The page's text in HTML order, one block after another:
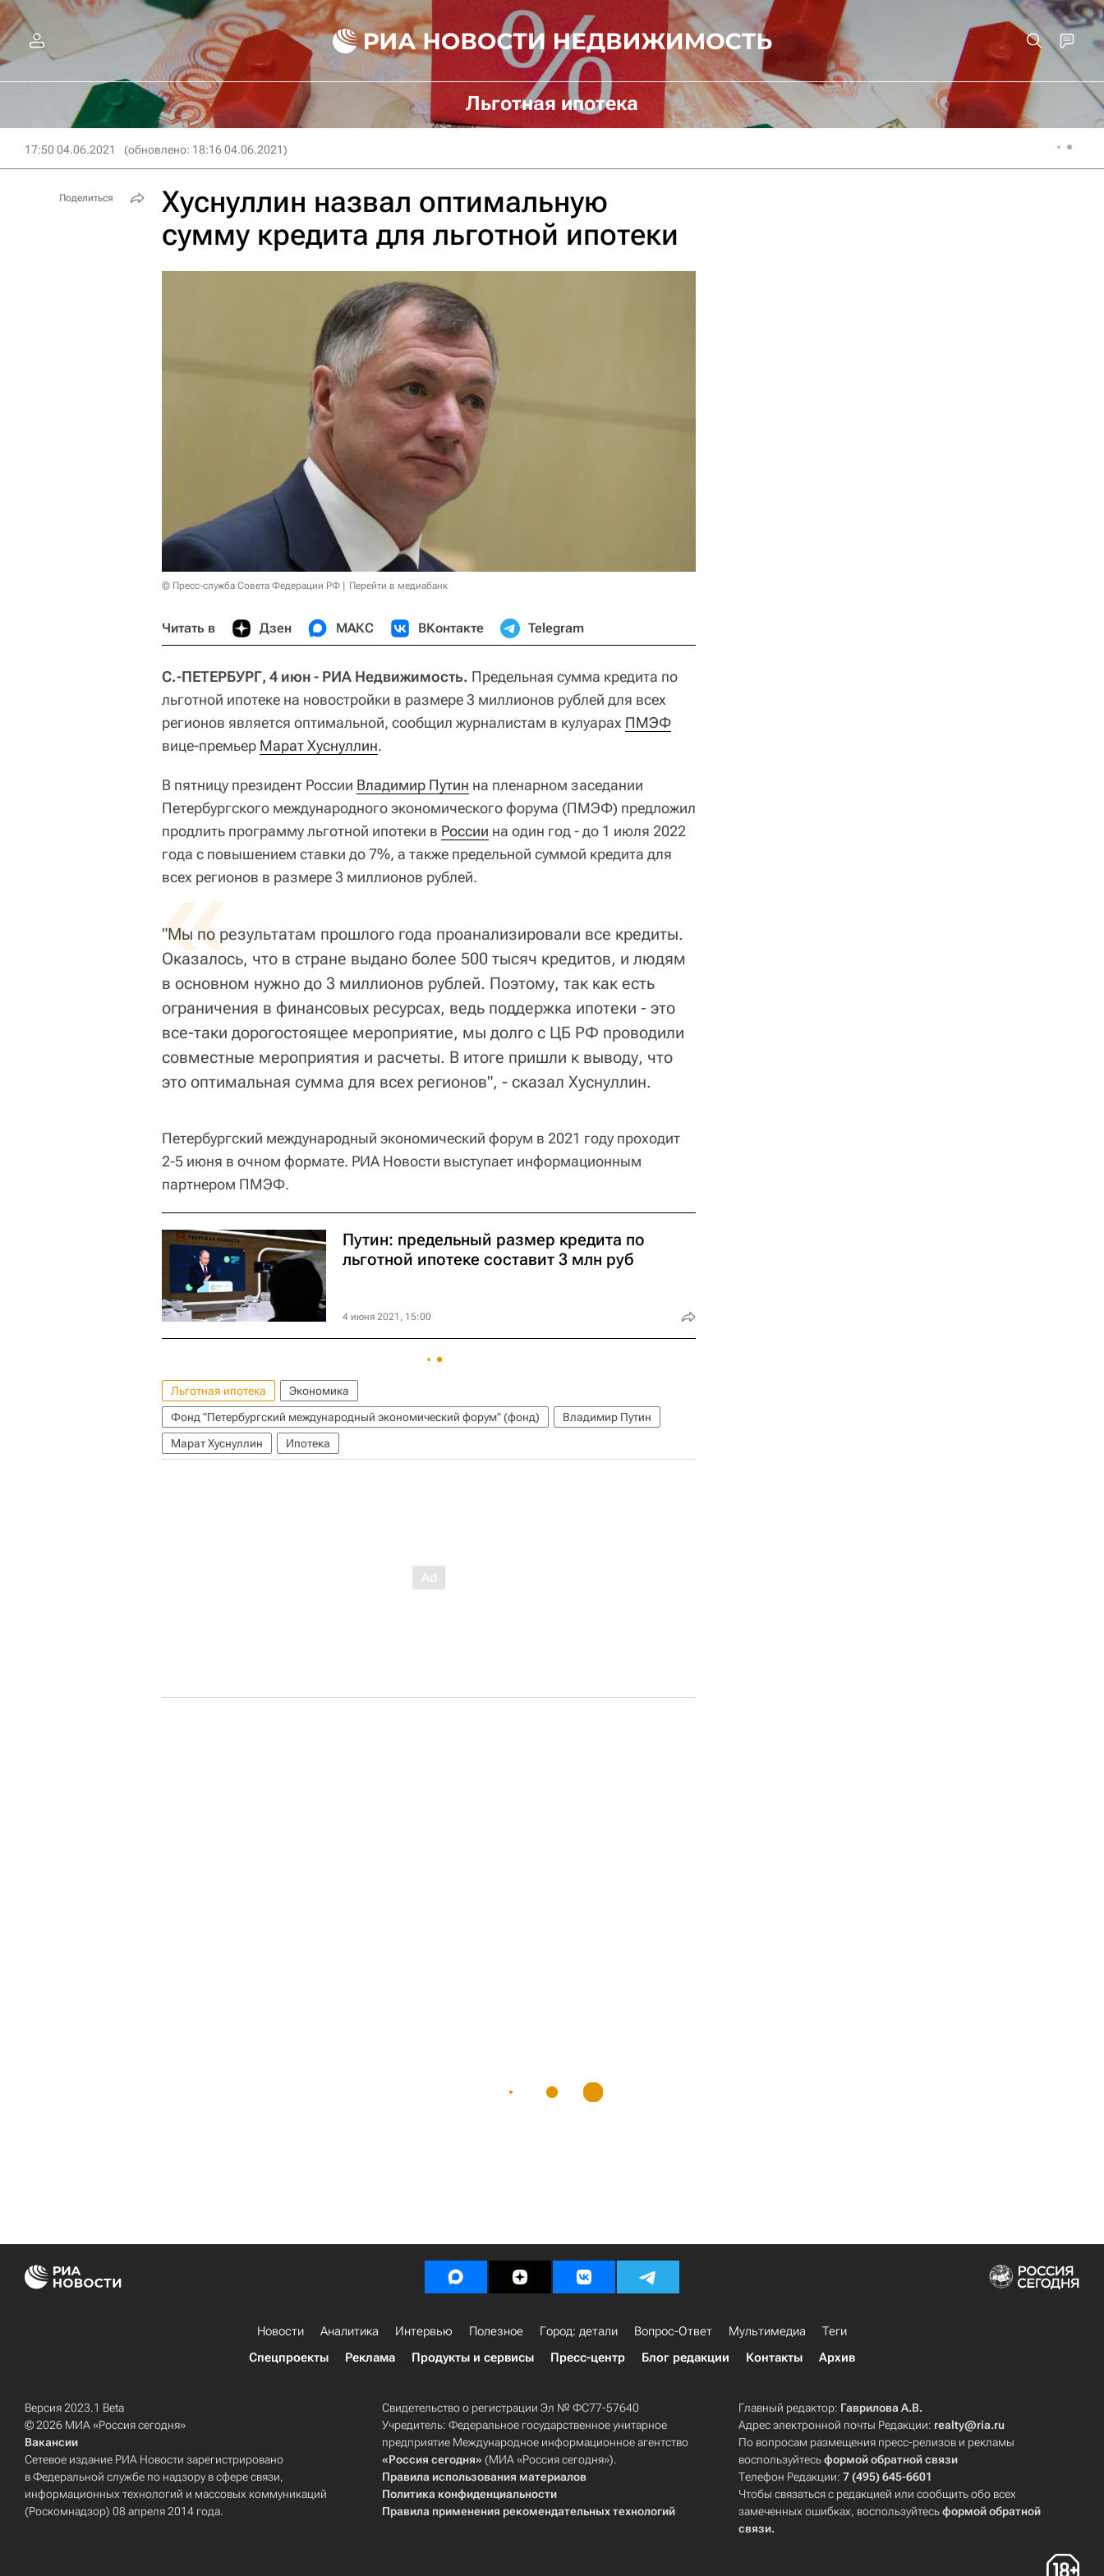
Льготная ипотека
17:50 04.06.2021 (обновлено: 18:16 04.06.2021)
Хуснуллин назвал оптимальную
сумму кредита для льготной ипотеки
© Пресс-служба Совета Федерации РФ Перейти в медиабанк
Читать в Дзен МАКС ВКонтакте Telegram
С.-ПЕТЕРБУРГ, 4 июн - РИА Недвижимость. Предельная сумма кредита по
льготной ипотеке на новостройки в размере 3 миллионов рублей для всех
регионов является оптимальной, сообщил журналистам в кулуарах ПМЭФ
вице-премьер Марат Хуснуллин.
В пятницу президент России Владимир Путин на пленарном заседании
Петербургского международного экономического форума (ПМЭФ) предложил
продлить программу льготной ипотеки в России на один год - до 1 июля 2022
года с повышением ставки до 7%, а также предельной суммой кредита для
всех регионов в размере 3 миллионов рублей.
«
"Мы по результатам прошлого года проанализировали все кредиты.
Оказалось, что в стране выдано более 500 тысяч кредитов, и людям
в основном нужно до 3 миллионов рублей. Поэтому, так как есть
ограничения в финансовых ресурсах, ведь поддержка ипотеки - это
все-таки дорогостоящее мероприятие, мы долго с ЦБ РФ проводили
совместные мероприятия и расчеты. В итоге пришли к выводу, что
это оптимальная сумма для всех регионов", - сказал Хуснуллин.
Петербургский международный экономический форум в 2021 году проходит
2-5 июня в очном формате. РИА Новости выступает информационным
партнером ПМЭФ.
Путин: предельный размер кредита по
льготной ипотеке составит 3 млн руб
4 июня 2021, 15:00
Льготная ипотека
Экономика
Фонд "Петербургский международный экономический форум" (фонд)
Владимир Путин
Марат Хуснуллин
Ипотека
Поделиться
Новости Аналитика Интервью Полезное Город: детали Вопрос-Ответ Мультимедиа
Теги
Спецпроекты
Реклама Продукты и сервисы Пресс-центр Блог редакции Контакты Архив
Версия 2023.1 Beta
© 2026 МИА «Россия сегодня»
Вакансии
Сетевое издание РИА Новости зарегистрировано
в Федеральной службе по надзору в сфере связи,
информационных технологий и массовых коммуникаций
(Роскомнадзор) 08 апреля 2014 года.
Свидетельство о регистрации Эл № ФС77-57640
Учредитель: Федеральное государственное унитарное
предприятие Международное информационное агентство
«Россия сегодня» (МИА «Россия сегодня»).
Правила использования материалов
Политика конфиденциальности
Правила применения рекомендательных технологий
Главный редактор: Гаврилова А.В.
Адрес электронной почты Редакции: realty@ria.ru
По вопросам размещения пресс-релизов и рекламы
воспользуйтесьформой обратной связи
Телефон Редакции:7 (495) 645-6601
Чтобы связаться с редакцией или сообщить обо всех
замеченных ошибках, воспользуйтесьформой обратной
связи.